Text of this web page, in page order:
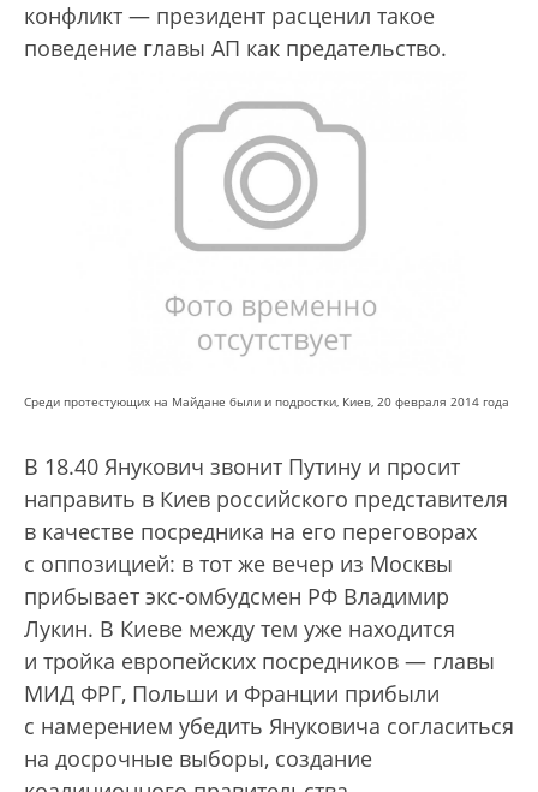
конфликт — президент расценил такое
поведение главы АП как предательство.
Среди протестующих на Майдане были и подростки, Киев, 20 февраля 2014 года
В 18.40 Янукович звонит Путину и просит
направить в Киев российского представителя
в качестве посредника на его переговорах
с оппозицией: в тот же вечер из Москвы
прибывает экс-омбудсмен РФ Владимир
Лукин. В Киеве между тем уже находится
и тройка европейских посредников — главы
МИД ФРГ, Польши и Франции прибыли
с намерением убедить Януковича согласиться
на досрочные выборы, создание